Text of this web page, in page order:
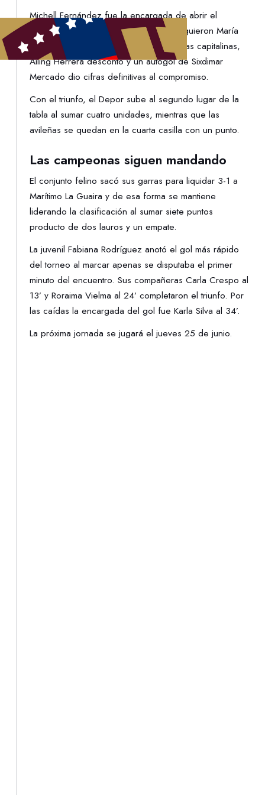
Michell Fernández fue la encargada de abrir el
marcador al 13’ para las larenses, le siguieron María
Pino al 14’ y Dayana Rivera al 24´. Por las capitalinas,
Ailing Herrera descontó y un autogol de Sixdimar
Mercado dio cifras definitivas al compromiso.
Con el triunfo, el Depor sube al segundo lugar de la
tabla al sumar cuatro unidades, mientras que las
avileñas se quedan en la cuarta casilla con un punto.
Las campeonas siguen mandando
El conjunto felino sacó sus garras para liquidar 3-1 a
Marítimo La Guaira y de esa forma se mantiene
liderando la clasificación al sumar siete puntos
producto de dos lauros y un empate.
La juvenil Fabiana Rodríguez anotó el gol más rápido
del torneo al marcar apenas se disputaba el primer
minuto del encuentro. Sus compañeras Carla Crespo al
13’ y Roraima Vielma al 24’ completaron el triunfo. Por
las caídas la encargada del gol fue Karla Silva al 34’.
La próxima jornada se jugará el jueves 25 de junio.